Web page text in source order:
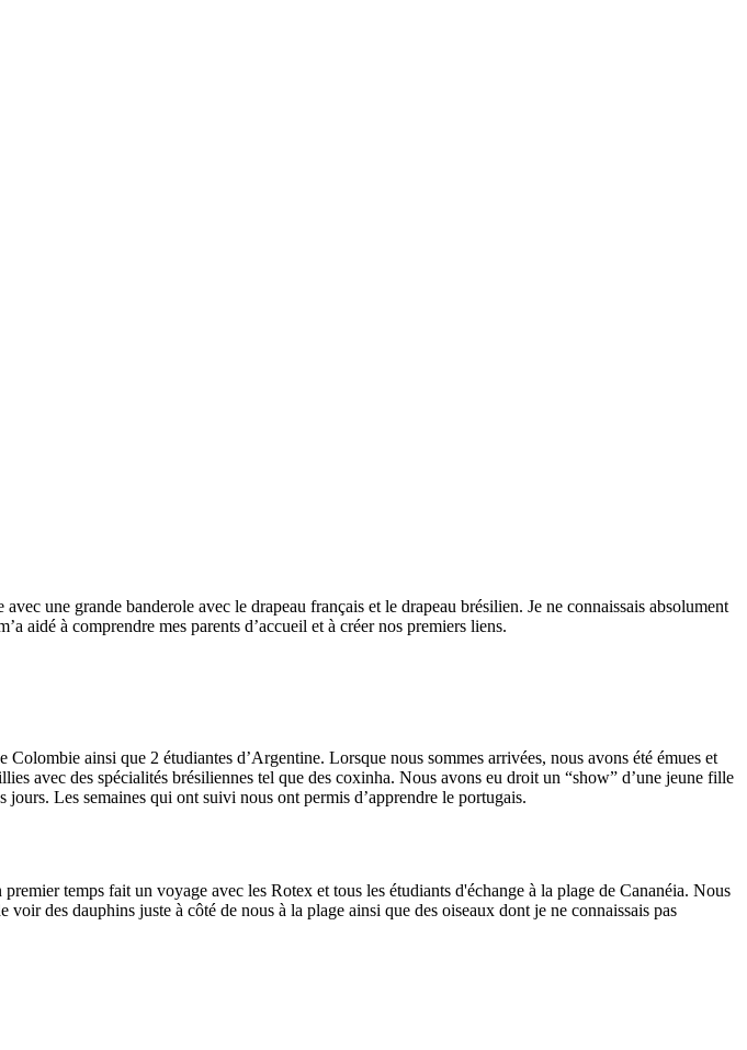
une grande banderole avec le drapeau français et le drapeau brésilien. Je ne connaissais absolument
aidé à comprendre mes parents d’accueil et à créer nos premiers liens.
ainsi que 2 étudiantes d’Argentine. Lorsque nous sommes arrivées, nous avons été émues et
avec des spécialités brésiliennes tel que des coxinha. Nous avons eu droit un “show” d’une jeune fille
Les semaines qui ont suivi nous ont permis d’apprendre le portugais.
temps fait un voyage avec les Rotex et tous les étudiants d'échange à la plage de Cananéia. Nous
des dauphins juste à côté de nous à la plage ainsi que des oiseaux dont je ne connaissais pas